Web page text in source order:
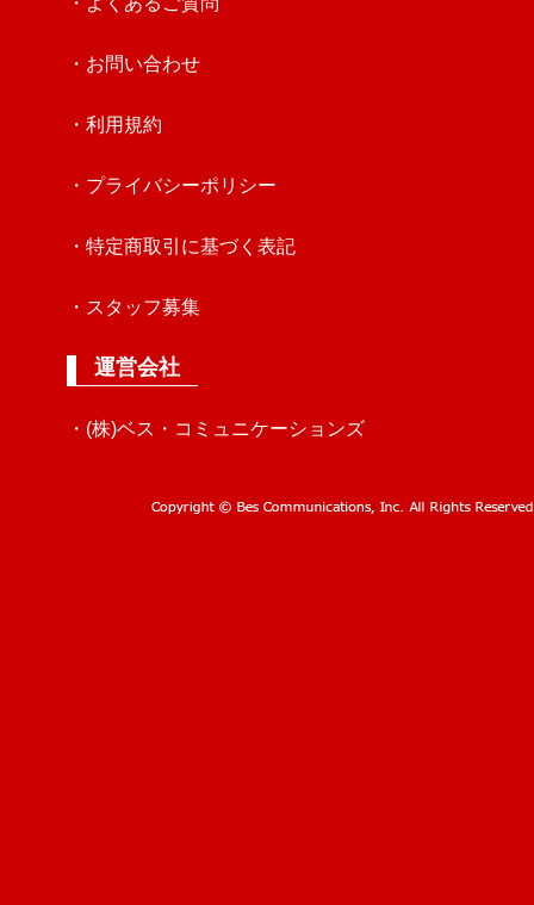
・お問い合わせ
・利用規約
・プライバシーポリシー
・特定商取引に基づく表記
・スタッフ募集
運営会社
・(株)ベス・コミュニケーションズ